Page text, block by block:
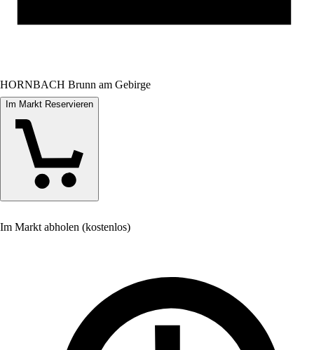
HORNBACH Brunn am Gebirge
Im Markt Reservieren
Im Markt abholen (kostenlos)